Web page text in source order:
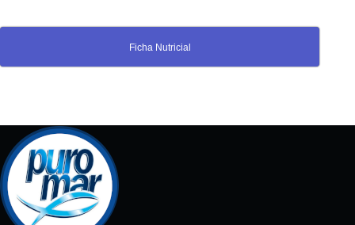
Ficha Nutricial